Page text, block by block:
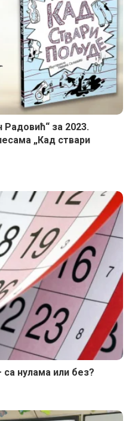
за 2023.
„Кад ствари
нулама или без?